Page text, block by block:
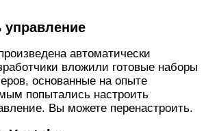
управление
автоматически
вложили готовые наборы
основанные на опыте
попытались настроить
Вы можете перенастроить.